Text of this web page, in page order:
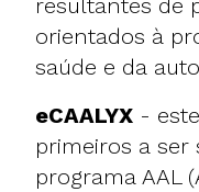
resultantes de
orientados à
saúde e da
eCAALYX -
primeiros a
programa AAL